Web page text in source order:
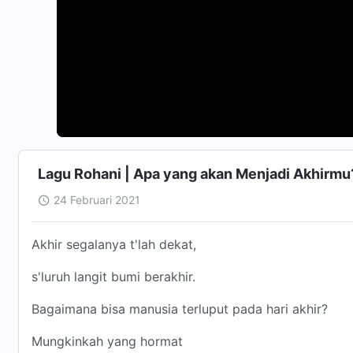
Lagu Rohani | Apa yang akan Menjadi
24 Februari 2021
Akhir segalanya t'lah dekat,
s'luruh langit bumi berakhir.
Bagaimana bisa manusia terluput pada hari akhir?
Mungkinkah yang hormat